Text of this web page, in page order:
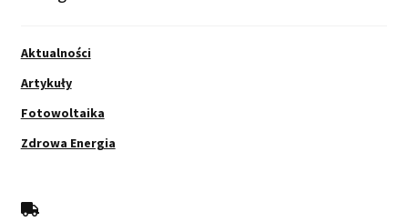
Aktualności
Artykuły
Fotowoltaika
Zdrowa Energia